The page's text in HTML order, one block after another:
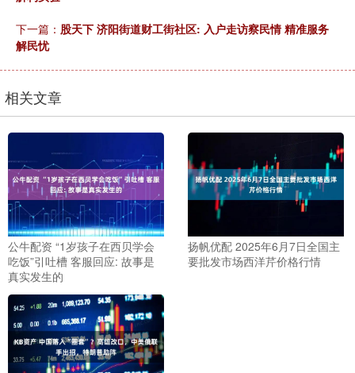
下一篇： 股天下 济阳街道财工街社区: 入户走访察民情 精准服务
解民忧
相关文章
公牛配资 “1岁孩子在西贝学会
吃饭”引吐槽 客服回应: 故事是
真实发生的
扬帆优配 2025年6月7日全国主
要批发市场西洋芹价格行情